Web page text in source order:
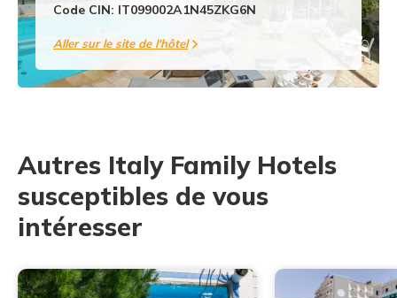
Code CIN: IT099002A1N45ZKG6N
Aller sur le site de l'hôtel
Autres Italy Family Hotels
susceptibles de vous
intéresser